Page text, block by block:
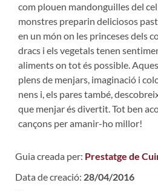
com plouen mandonguilles del
monstres preparin deliciosos
en un món on les princeses dels
dracs i els vegetals tenen
aliments on tot és possible.
plens de menjars, imaginació i
nens i, els pares també,
que menjar és divertit. Tot ben
cançons per amanir-ho millor!
Guia creada per: Prestatge de
Data de creació: 28/04/2016